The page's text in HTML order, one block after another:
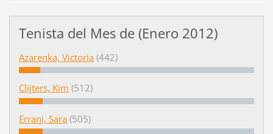
Tenista del Mes de (Enero 2012)
Azarenka, Victoria (442)
Clijters, Kim (512)
Errani, Sara (505)